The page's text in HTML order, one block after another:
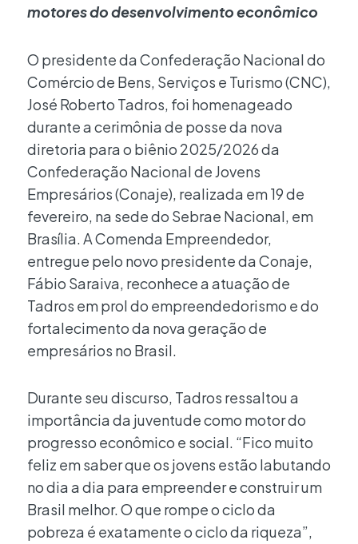
motores do desenvolvimento econômico
O presidente da Confederação Nacional do
Comércio de Bens, Serviços e Turismo (CNC),
José Roberto Tadros, foi homenageado
durante a cerimônia de posse da nova
diretoria para o biênio 2025/2026 da
Confederação Nacional de Jovens
Empresários (Conaje), realizada em 19 de
fevereiro, na sede do Sebrae Nacional, em
Brasília. A Comenda Empreendedor,
entregue pelo novo presidente da Conaje,
Fábio Saraiva, reconhece a atuação de
Tadros em prol do empreendedorismo e do
fortalecimento da nova geração de
empresários no Brasil.
Durante seu discurso, Tadros ressaltou a
importância da juventude como motor do
progresso econômico e social. “Fico muito
feliz em saber que os jovens estão labutando
no dia a dia para empreender e construir um
Brasil melhor. O que rompe o ciclo da
pobreza é exatamente o ciclo da riqueza”,